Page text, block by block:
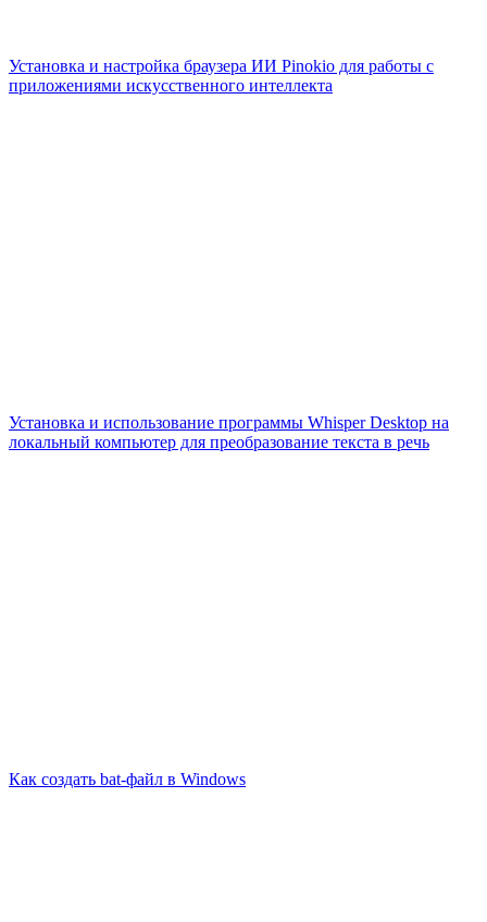
Установка и настройка браузера ИИ Pinokio для работы с
приложениями искусственного интеллекта
Установка и использование программы Whisper Desktop на
локальный компьютер для преобразование текста в речь
Как создать bat-файл в Windows